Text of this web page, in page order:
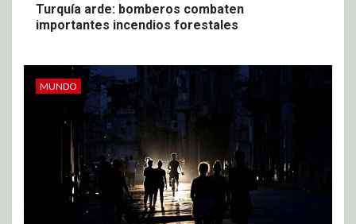
Turquía arde: bomberos combaten
importantes incendios forestales
MUNDO